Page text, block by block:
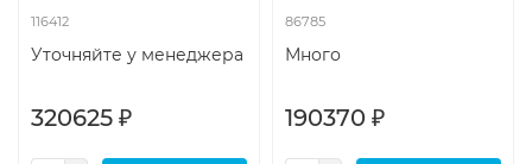
116412
Уточняйте у менеджера
320625 ₽
86785
Много
190370 ₽